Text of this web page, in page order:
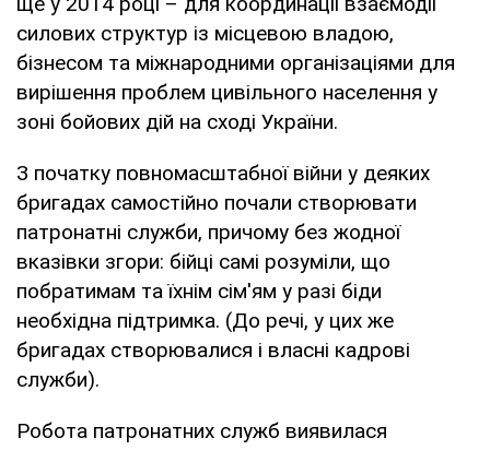
силових структур із місцевою владою,
бізнесом та міжнародними організаціями для
вирішення проблем цивільного населення у
зоні бойових дій на сході України.
З початку повномасштабної війни у деяких
бригадах самостійно почали створювати
патронатні служби, причому без жодної
вказівки згори: бійці самі розуміли, що
побратимам та їхнім сім'ям у разі біди
необхідна підтримка. (До речі, у цих же
бригадах створювалися і власні кадрові
служби).
Робота патронатних служб виявилася